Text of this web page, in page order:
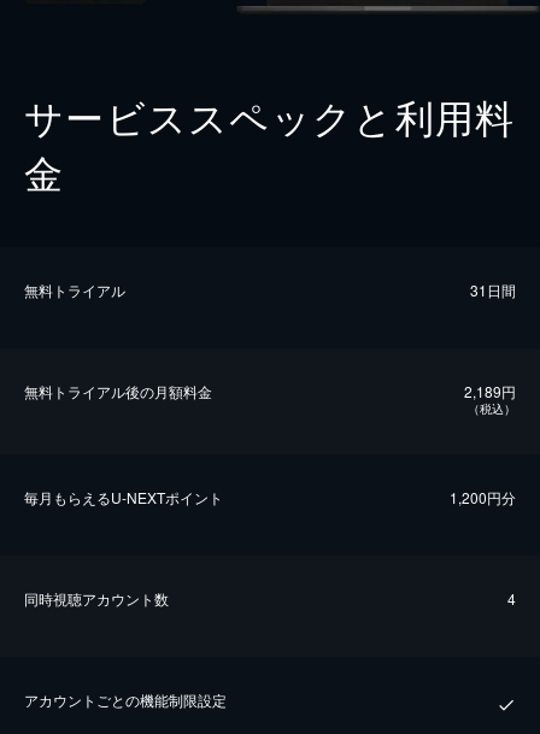
サービススペックと利用料
金
無料トライアル 31日間
無料トライアル後の⽉額料金 2,189円
（税込）
毎⽉もらえるU-NEXTポイント 1,200円分
同時視聴アカウント数 4
アカウントごとの機能制限設定